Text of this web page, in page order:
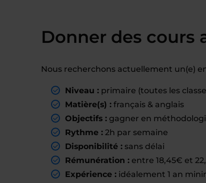
Donner des cours
Nous recherchons actuellement un(e)
Niveau : primaire (toutes les
Matière(s) : français & anglais
Objectifs : gagner en
Rythme : 2h par semaine
Disponibilité : sans délai
Rémunération : entre 18,45€ et
Expérience : idéalement 1 an